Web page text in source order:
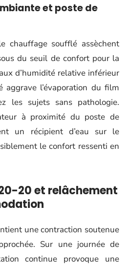
et poste de
chauffage soufflé assèchent
du seuil de confort pour la
d’humidité relative inférieur
aggrave l’évaporation du film
les sujets sans pathologie.
à proximité du poste de
un récipient d’eau sur le
le confort ressenti en
20 et relâchement
une contraction soutenue
Sur une journée de
continue provoque une